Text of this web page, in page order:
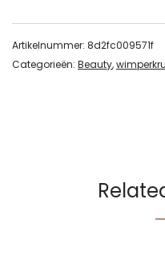
Artikelnummer: 8d2fc009571f
Categorieën: Beauty,